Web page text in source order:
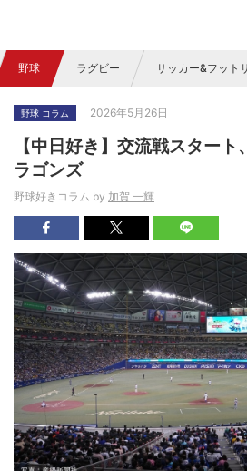
野球 ラグビー サッカー&フット
野球 コラム 2026年5月26日
【中日好き】交流戦スター
ラゴンズ
野球好きコラム by 加賀 一輝